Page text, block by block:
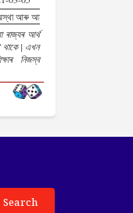
আৰু আমাৰ ভৱিষ্যত
ৰাজ্যৰ আৰ্থ
থাকে | এখন
নিজস্ব